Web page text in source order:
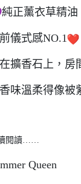
純正薰衣草精油
儀式感NO.1
擴香石上，房
味溫柔得像被
閱讀……
Queen